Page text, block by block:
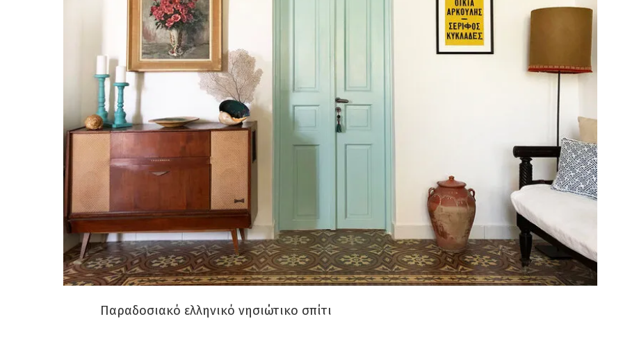
Παραδοσιακό ελληνικό νησιώτικο σπίτι